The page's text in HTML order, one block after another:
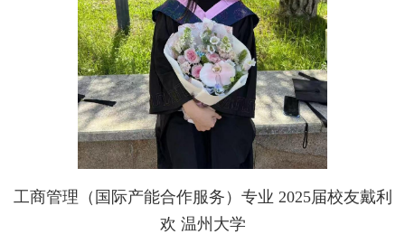
工商管理（国际产能合作服务）专业 2025届校友戴利
欢 温州大学